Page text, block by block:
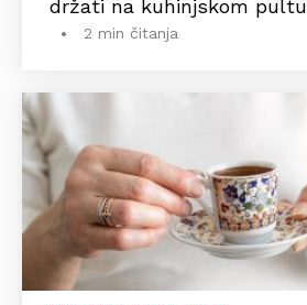
držati na kuhinjskom pultu
2 min čitanja